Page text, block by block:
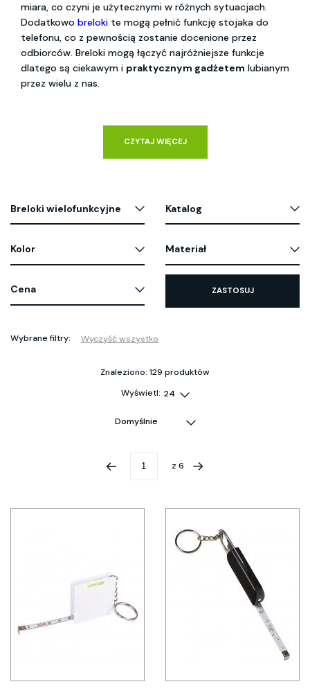
miara, co czyni je użytecznymi w różnych sytuacjach.
Dodatkowo breloki te mogą pełnić funkcję stojaka do
telefonu, co z pewnością zostanie docenione przez
odbiorców. Breloki mogą łączyć najróżniejsze funkcje
dlatego są ciekawym i praktycznym gadżetem lubianym
przez wielu z nas.
CZYTAJ WIĘCEJ
Breloki wielofunkcyjne Katalog
Kolor Materiał
Cena ZASTOSUJ
Wybrane filtry: Wyczyść wszystko
Znaleziono: 129 produktów
Wyświetl:
z 6